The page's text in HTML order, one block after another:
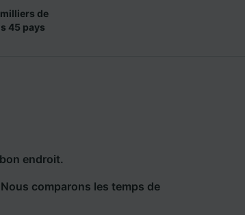
de
45 pays
endroit.
comparons les temps de